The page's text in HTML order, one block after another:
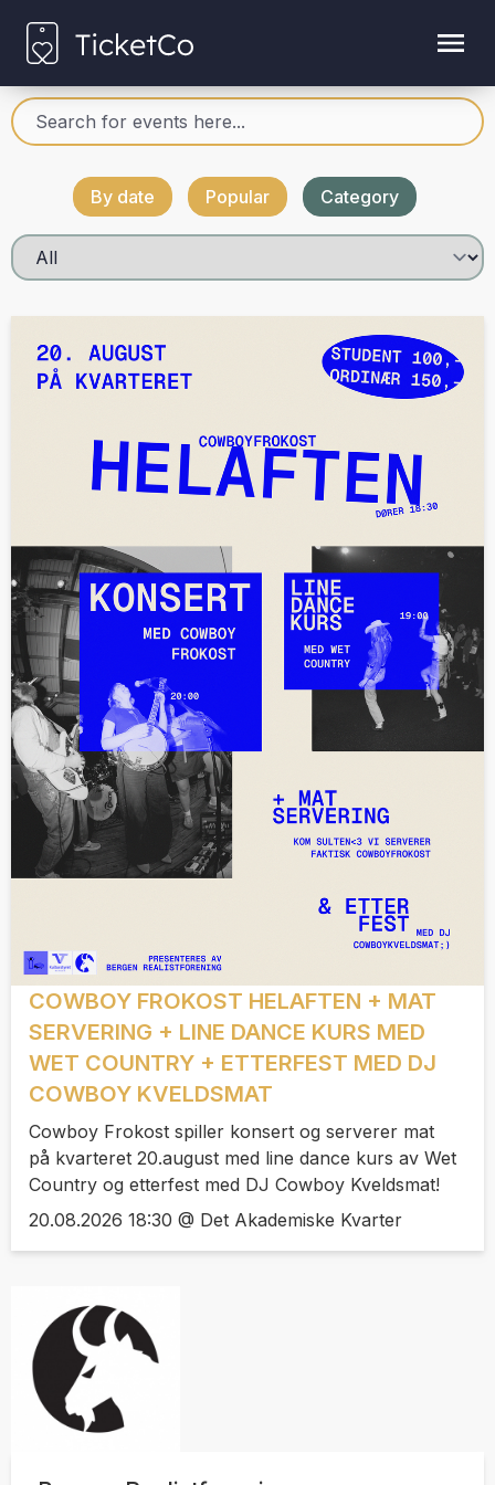
By date Popular Category
COWBOY FROKOST HELAFTEN + MAT
SERVERING + LINE DANCE KURS MED
WET COUNTRY + ETTERFEST MED DJ
COWBOY KVELDSMAT
Cowboy Frokost spiller konsert og serverer mat
på kvarteret 20.august med line dance kurs av Wet
Country og etterfest med DJ Cowboy Kveldsmat!
20.08.2026 18:30 @ Det Akademiske Kvarter